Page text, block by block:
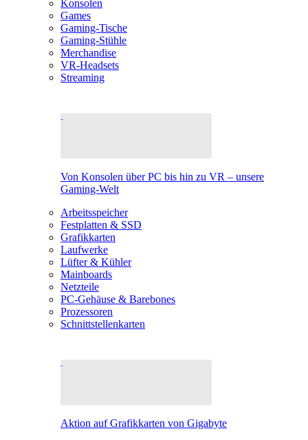
Konsolen
Games
Gaming-Tische
Gaming-Stühle
Merchandise
VR-Headsets
Streaming
Von Konsolen über PC bis hin zu VR – unsere
Gaming-Welt
Arbeitsspeicher
Festplatten & SSD
Grafikkarten
Laufwerke
Lüfter & Kühler
Mainboards
Netzteile
PC-Gehäuse & Barebones
Prozessoren
Schnittstellenkarten
Aktion auf Grafikkarten von Gigabyte